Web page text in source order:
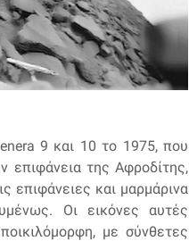
9 και 10 το 1975, που
επιφάνεια της Αφροδίτης,
επιφάνειες και μαρμάρινα
Οι εικόνες αυτές
με σύνθετες